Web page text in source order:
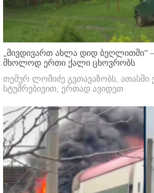
„მივდივართ ახლა დიდ ბეღლითში“
მხოლოდ ერთი ქალი ცხოვრობს
თემურ ლომიძე გვთავაზობს,
სტუმრებივით, ერთად ავიდეთ